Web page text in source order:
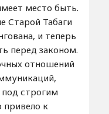
место быть.
Старой Табаги
и теперь
перед законом.
отношений
строгим
привело к